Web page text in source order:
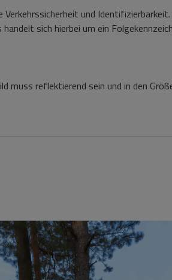
und
sich hierbei um ein
muss reflektierend sein und in den